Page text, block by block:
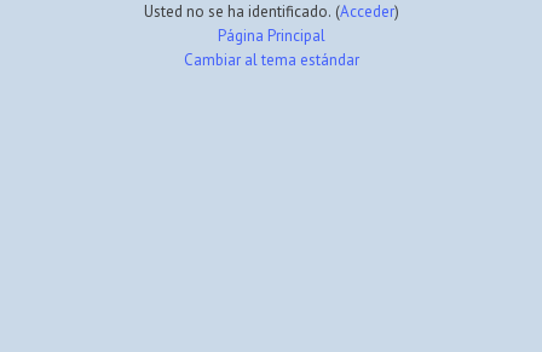
Usted no se ha identificado. (Acceder)
Página Principal
Cambiar al tema estándar